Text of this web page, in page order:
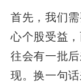
首先，我们
心个股受益
往会有一批
现。换一句